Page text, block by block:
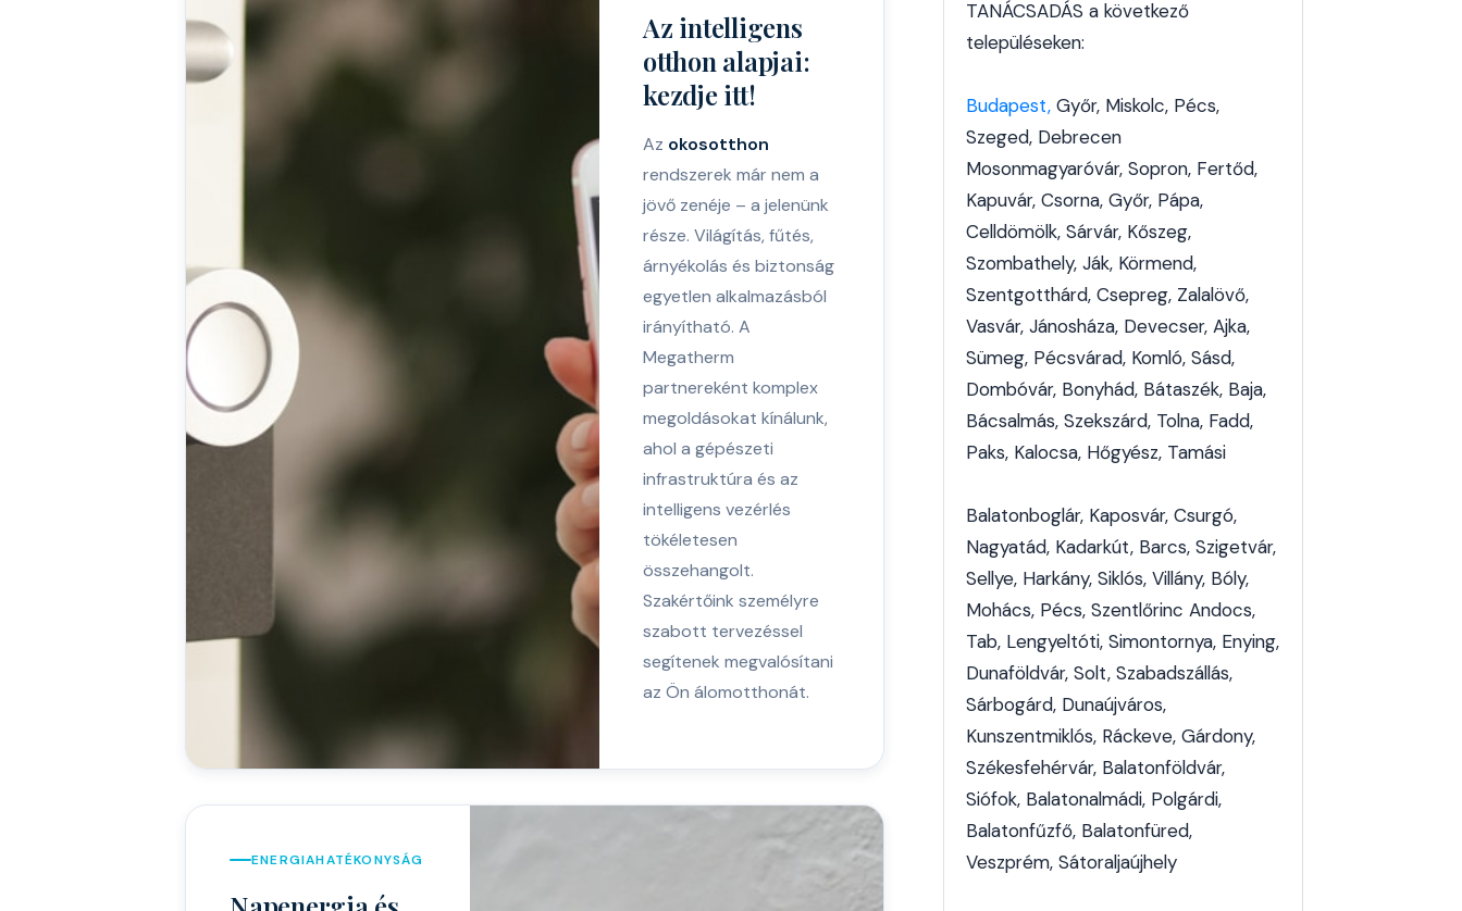
Az intelligens
otthon alapjai:
kezdje itt!
Az okosotthon
rendszerek már nem a
jövő zenéje – a jelenünk
része. Világítás, fűtés,
árnyékolás és biztonság
egyetlen alkalmazásból
irányítható. A
Megatherm
partnereként komplex
megoldásokat kínálunk,
ahol a gépészeti
infrastruktúra és az
intelligens vezérlés
tökéletesen
összehangolt.
Szakértőink személyre
szabott tervezéssel
segítenek megvalósítani
az Ön álomotthonát.
ENERGIAHATÉKONYSÁG
TANÁCSADÁS a következő
településeken:
Budapest, Győr, Miskolc, Pécs,
Szeged, Debrecen
Mosonmagyaróvár, Sopron, Fertőd,
Kapuvár, Csorna, Győr, Pápa,
Celldömölk, Sárvár, Kőszeg,
Szombathely, Ják, Körmend,
Szentgotthárd, Csepreg, Zalalövő,
Vasvár, Jánosháza, Devecser, Ajka,
Sümeg, Pécsvárad, Komló, Sásd,
Dombóvár, Bonyhád, Bátaszék, Baja,
Bácsalmás, Szekszárd, Tolna, Fadd,
Paks, Kalocsa, Hőgyész, Tamási
Balatonboglár, Kaposvár, Csurgó,
Nagyatád, Kadarkút, Barcs, Szigetvár,
Sellye, Harkány, Siklós, Villány, Bóly,
Mohács, Pécs, Szentlőrinc Andocs,
Tab, Lengyeltóti, Simontornya, Enying,
Dunaföldvár, Solt, Szabadszállás,
Sárbogárd, Dunaújváros,
Kunszentmiklós, Ráckeve, Gárdony,
Székesfehérvár, Balatonföldvár,
Siófok, Balatonalmádi, Polgárdi,
Balatonfűzfő, Balatonfüred,
Veszprém, Sátoraljaújhely